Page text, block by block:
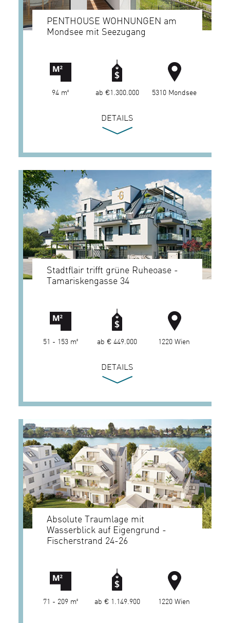
PENTHOUSE WOHNUNGEN am
Mondsee mit Seezugang
94 m² ab €1.300.000 5310 Mondsee
DETAILS
Stadtflair trifft grüne Ruheoase -
Tamariskengasse 34
51 - 153 m² ab € 449.000 1220 Wien
DETAILS
Absolute Traumlage mit
Wasserblick auf Eigengrund -
Fischerstrand 24-26
71 - 209 m² ab € 1.149.900 1220 Wien